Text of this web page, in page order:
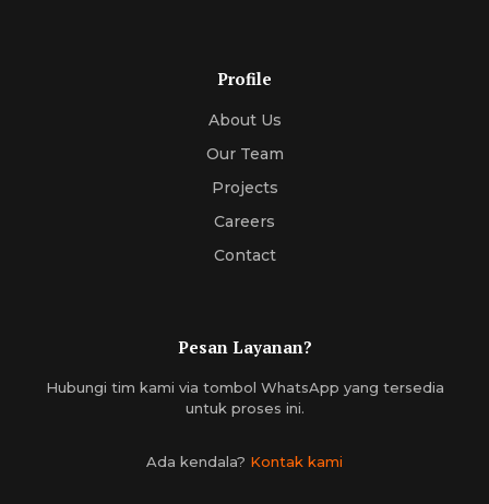
Profile
About Us
Our Team
Projects
Careers
Contact
Pesan Layanan?
Hubungi tim kami via tombol WhatsApp yang tersedia
untuk proses ini.
Ada kendala? Kontak kami